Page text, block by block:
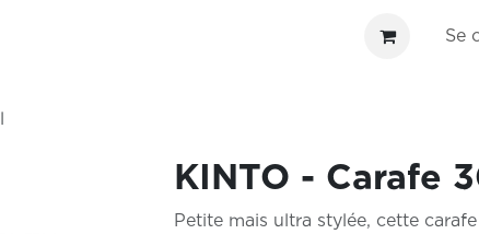
Événements Se
KINTO - Carafe
Petite mais ultra stylée, cette